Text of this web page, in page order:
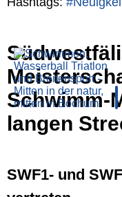
Schwimm-
langen
SWF1- und